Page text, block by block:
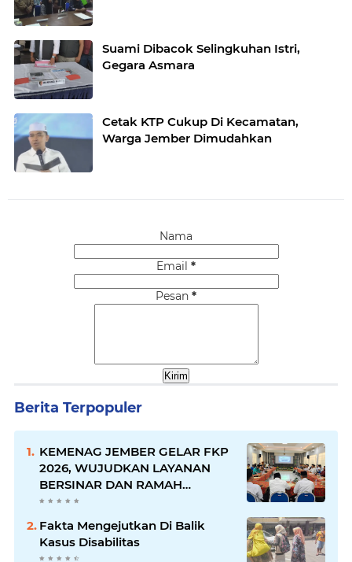
Suami Dibacok Selingkuhan Istri,
Gegara Asmara
Cetak KTP Cukup Di Kecamatan,
Warga Jember Dimudahkan
Nama
Email *
Pesan *
Berita Terpopuler
KEMENAG JEMBER GELAR FKP
2026, WUJUDKAN LAYANAN
BERSINAR DAN RAMAH
DISABILITAS
Fakta Mengejutkan Di Balik
Kasus Disabilitas